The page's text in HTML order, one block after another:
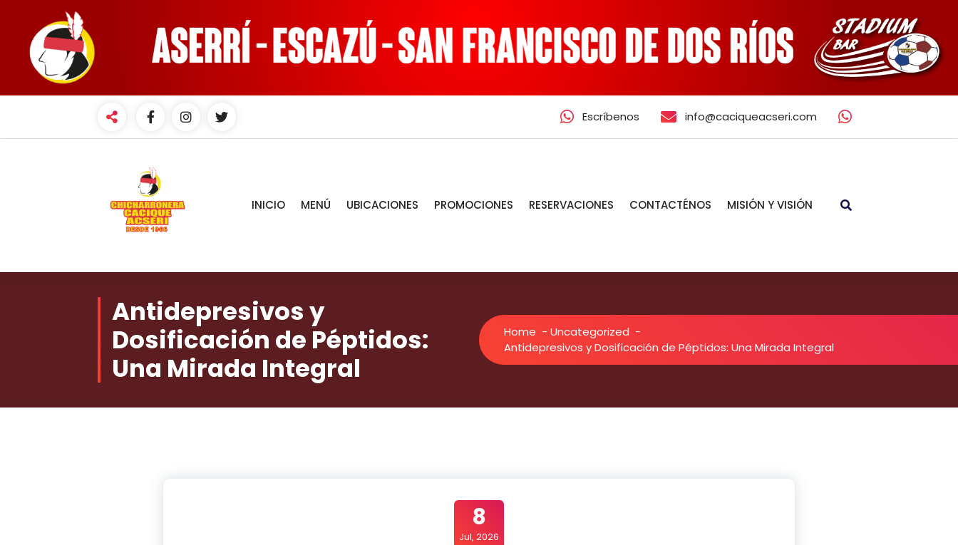
content
Escríbenos info@caciqueacseri.com
INICIO MENÚ UBICACIONES PROMOCIONES RESERVACIONES CONTACTÉNOS MISIÓN Y VISIÓN
Antidepresivos y
Dosificación de Péptidos:
Una Mirada Integral
Home - Uncategorized -
Antidepresivos y Dosificación de Péptidos: Una Mirada Integral
8
Jul, 2026